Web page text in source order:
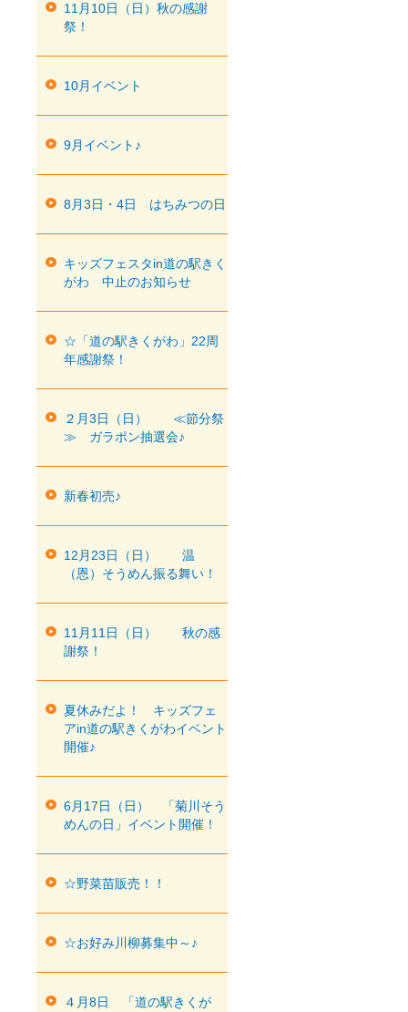
11月10日（日）秋の感謝
祭！
10月イベント
9月イベント♪
8月3日・4日 はちみつの日
キッズフェスタin道の駅きく
がわ 中止のお知らせ
☆「道の駅きくがわ」22周
年感謝祭！
２月3日（日） ≪節分祭
≫ ガラポン抽選会♪
新春初売♪
12月23日（日） 温
（恩）そうめん振る舞い！
11月11日（日） 秋の感
謝祭！
夏休みだよ！ キッズフェ
アin道の駅きくがわイベント
開催♪
6月17日（日） 「菊川そう
めんの日」イベント開催！
☆野菜苗販売！！
☆お好み川柳募集中～♪
４月8日 「道の駅きくが